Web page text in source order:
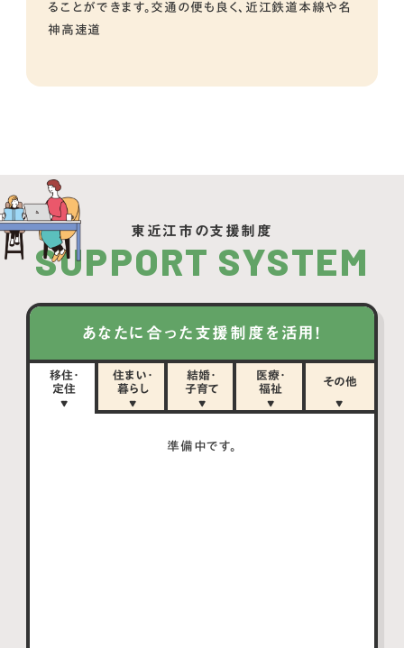
ることができます。交通の便も良く、近江鉄道本線や名
神高速道
東近江市の支援制度
SUPPORT SYSTEM
あなたに合った支援制度を活用！
移住・
定住
住まい・
暮らし
結婚・
子育て
医療・
福祉
その他
準備中です。